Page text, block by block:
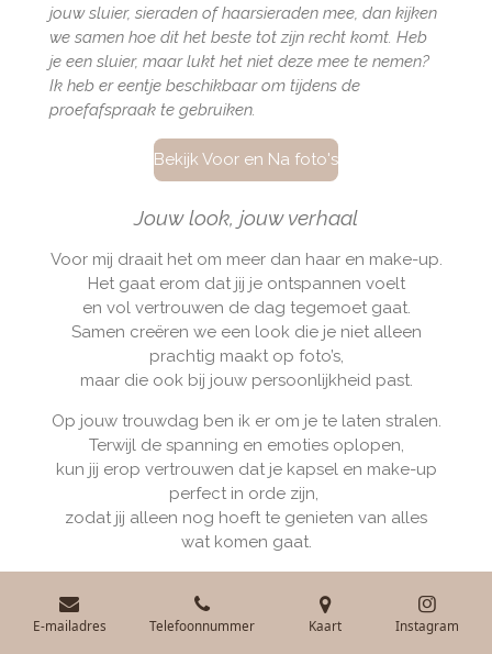
jouw sluier, sieraden of haarsieraden mee, dan kijken
we samen hoe dit het beste tot zijn recht komt. Heb
je een sluier, maar lukt het niet deze mee te nemen?
Ik heb er eentje beschikbaar om tijdens de
proefafspraak te gebruiken.
Bekijk Voor en Na foto's
Jouw look, jouw verhaal
Voor mij draait het om meer dan haar en make-up.
Het gaat erom dat jij je ontspannen voelt
en vol vertrouwen de dag tegemoet gaat.
Samen creëren we een look die je niet alleen
prachtig maakt op foto’s,
maar die ook bij jouw persoonlijkheid past.
Op jouw trouwdag ben ik er om je te laten stralen.
Terwijl de spanning en emoties oplopen,
kun jij erop vertrouwen dat je kapsel en make-up
perfect in orde zijn,
zodat jij alleen nog hoeft te genieten van alles
wat komen gaat.
E-mailadres Telefoonnummer Kaart Instagram